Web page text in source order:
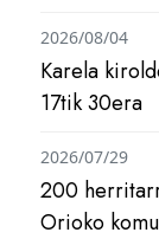
Karela
17tik 30era
2026/08/04
200
Orioko
2026/07/29